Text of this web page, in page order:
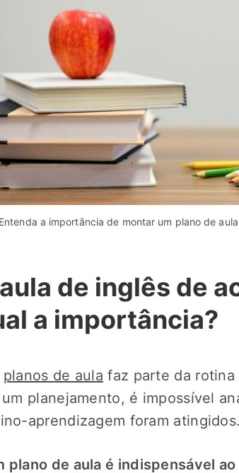
Entenda a importância de montar um plano de
de inglês de
a importância?
planos de aula faz parte da rotina
planejamento, é impossível
aprendizagem foram atingidos.
plano de aula é indispensável